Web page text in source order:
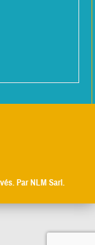
Par NLM Sarl.